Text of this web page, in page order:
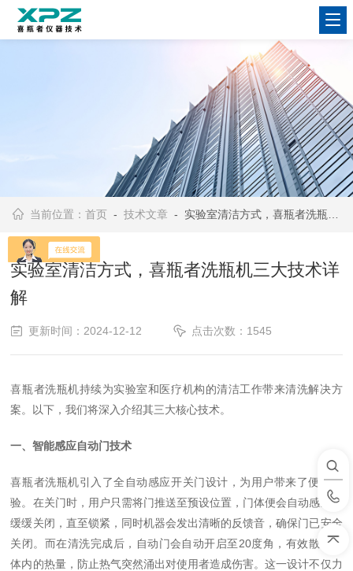
当前位置：首页 -技术文章 - 实验室清洁方式，喜瓶者洗瓶机三大技术详解
实验室清洁方式，喜瓶者洗瓶机三大技术详
解
更新时间：2024-12-12 点击次数：1545
喜瓶者洗瓶机持续为实验室和医疗机构的清洁工作带来清洗解决方
案。以下，我们将深入介绍其三大核心技术。
一、智能感应自动门技术
喜瓶者洗瓶机引入了全自动感应开关门设计，为用户带来了便捷体
验。在关门时，用户只需将门推送至预设位置，门体便会自动感应并
缓缓关闭，直至锁紧，同时机器会发出清晰的反馈音，确保门已安全
关闭。而在清洗完成后，自动门会自动开启至20度角，有效散发腔
体内的热量，防止热气突然涌出对使用者造成伤害。这一设计不仅力